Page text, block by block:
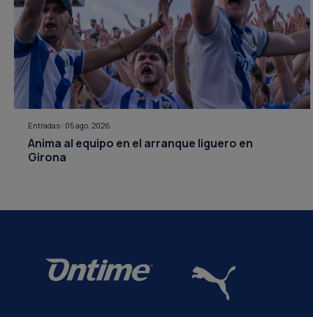
Entradas | 05 ago. 2026
Anima al equipo en el arranque liguero en
Girona